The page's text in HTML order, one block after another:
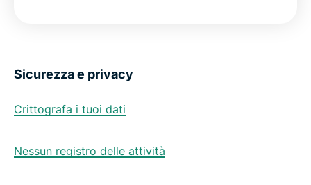
Sicurezza e privacy
Crittografa i tuoi dati
Nessun registro delle attività